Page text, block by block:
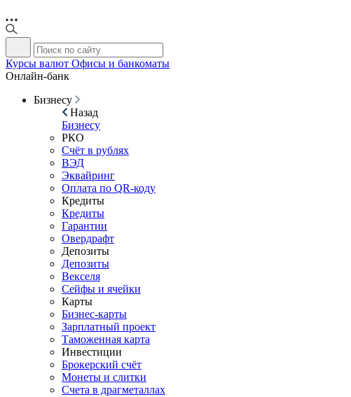
Курсы валют Офисы и банкоматы
Онлайн-банк
Бизнесу
Назад
Бизнесу
РКО
Счёт в рублях
ВЭД
Эквайринг
Оплата по QR-коду
Кредиты
Кредиты
Гарантии
Овердрафт
Депозиты
Депозиты
Векселя
Сейфы и ячейки
Карты
Бизнес-карты
Зарплатный проект
Таможенная карта
Инвестиции
Брокерский счёт
Монеты и слитки
Счета в драгметаллах